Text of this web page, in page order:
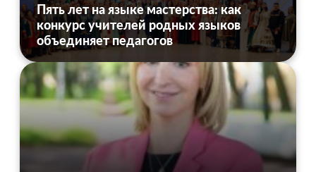
Пять лет на языке мастерства: как
конкурс учителей родных языков
объединяет педагогов